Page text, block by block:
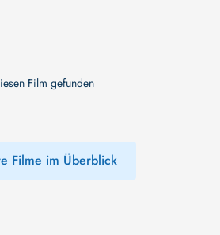
Film gefunden
Filme im Überblick